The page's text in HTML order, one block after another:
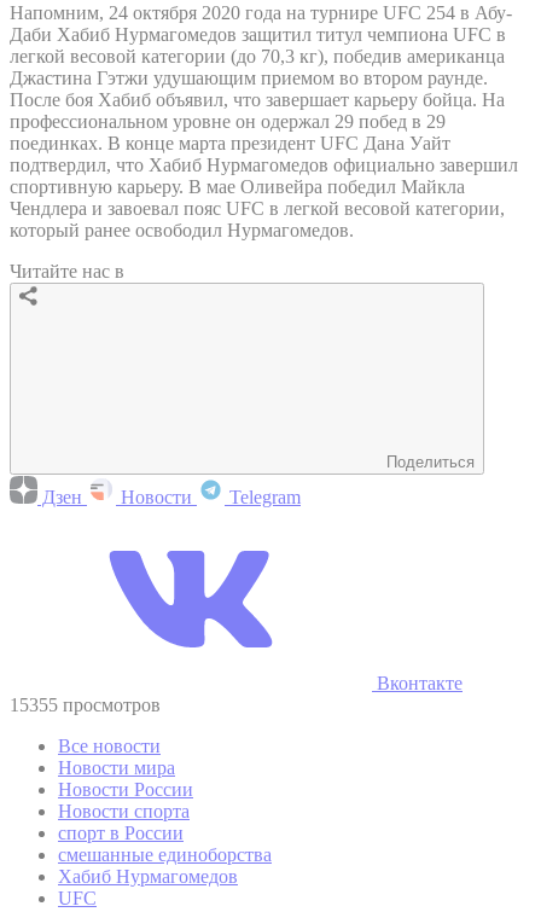
Напомним, 24 октября 2020 года на турнире UFC 254 в Абу-
Даби Хабиб Нурмагомедов защитил титул чемпиона UFC в
легкой весовой категории (до 70,3 кг), победив американца
Джастина Гэтжи удушающим приемом во втором раунде.
После боя Хабиб объявил, что завершает карьеру бойца. На
профессиональном уровне он одержал 29 побед в 29
поединках. В конце марта президент UFC Дана Уайт
подтвердил, что Хабиб Нурмагомедов официально завершил
спортивную карьеру. В мае Оливейра победил Майкла
Чендлера и завоевал пояс UFC в легкой весовой категории,
который ранее освободил Нурмагомедов.
Читайте нас в
Поделиться
Дзен Новости Telegram
Вконтакте
15355 просмотров
Все новости
Новости мира
Новости России
Новости спорта
спорт в России
смешанные единоборства
Хабиб Нурмагомедов
UFC